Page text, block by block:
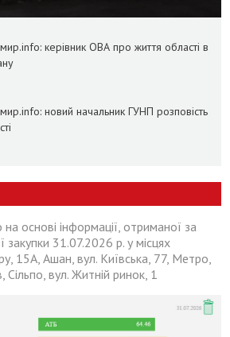
керівник ОВА про життя області в
новий начальник ГУНП розповість
основі інформації, отриманої за
31.07.2026 р. у місцях
15А, Ашан, вул. Київська, 77, Метро,
Сільпо, вул. Житній ринок, 1